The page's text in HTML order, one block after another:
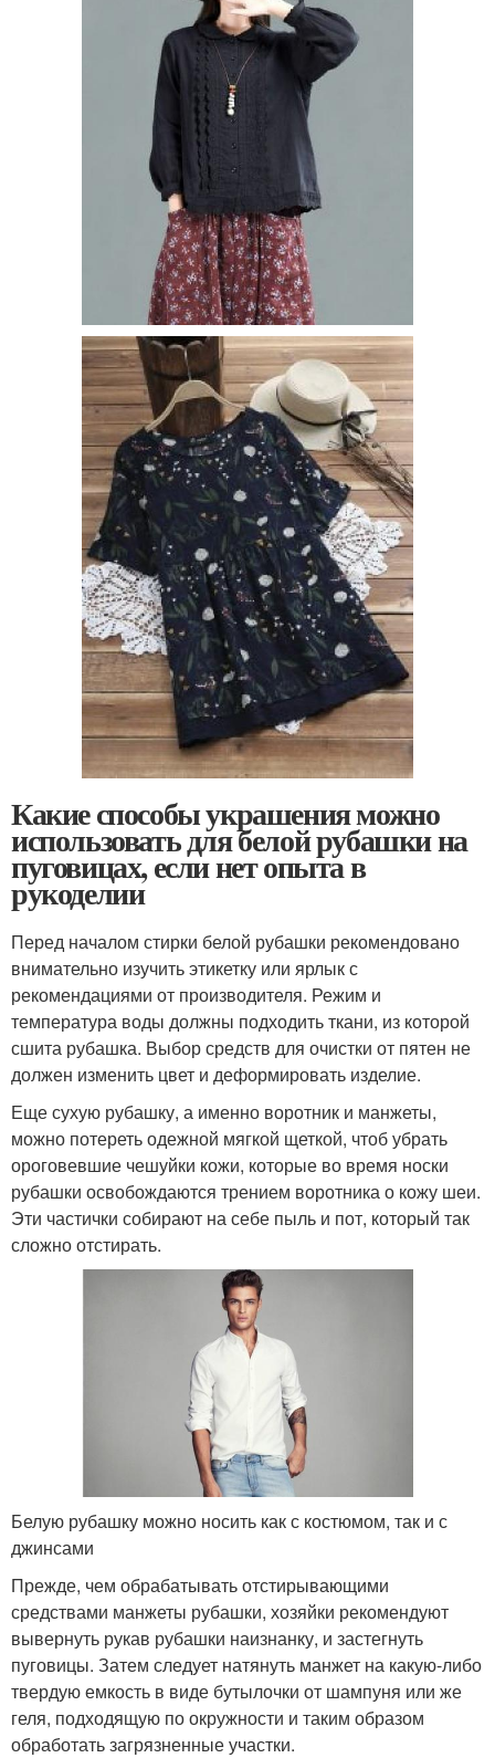
Какие способы украшения можно
использовать для белой рубашки на
пуговицах, если нет опыта в
рукоделии
Перед началом стирки белой рубашки рекомендовано
внимательно изучить этикетку или ярлык с
рекомендациями от производителя. Режим и
температура воды должны подходить ткани, из которой
сшита рубашка. Выбор средств для очистки от пятен не
должен изменить цвет и деформировать изделие.
Еще сухую рубашку, а именно воротник и манжеты,
можно потереть одежной мягкой щеткой, чтоб убрать
ороговевшие чешуйки кожи, которые во время носки
рубашки освобождаются трением воротника о кожу шеи.
Эти частички собирают на себе пыль и пот, который так
сложно отстирать.
Белую рубашку можно носить как с костюмом, так и с
джинсами
Прежде, чем обрабатывать отстирывающими
средствами манжеты рубашки, хозяйки рекомендуют
вывернуть рукав рубашки наизнанку, и застегнуть
пуговицы. Затем следует натянуть манжет на какую-либо
твердую емкость в виде бутылочки от шампуня или же
геля, подходящую по окружности и таким образом
обработать загрязненные участки.